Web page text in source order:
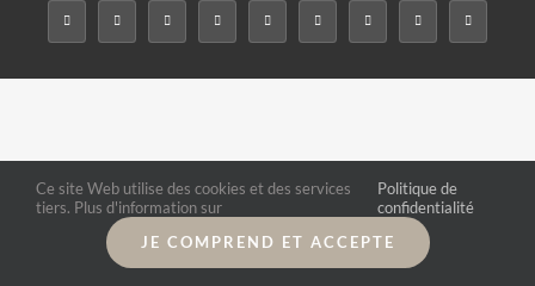
Ce site Web utilise des cookies et des services
tiers. Plus d'information sur
Politique de
confidentialité
JE COMPREND ET ACCEPTE